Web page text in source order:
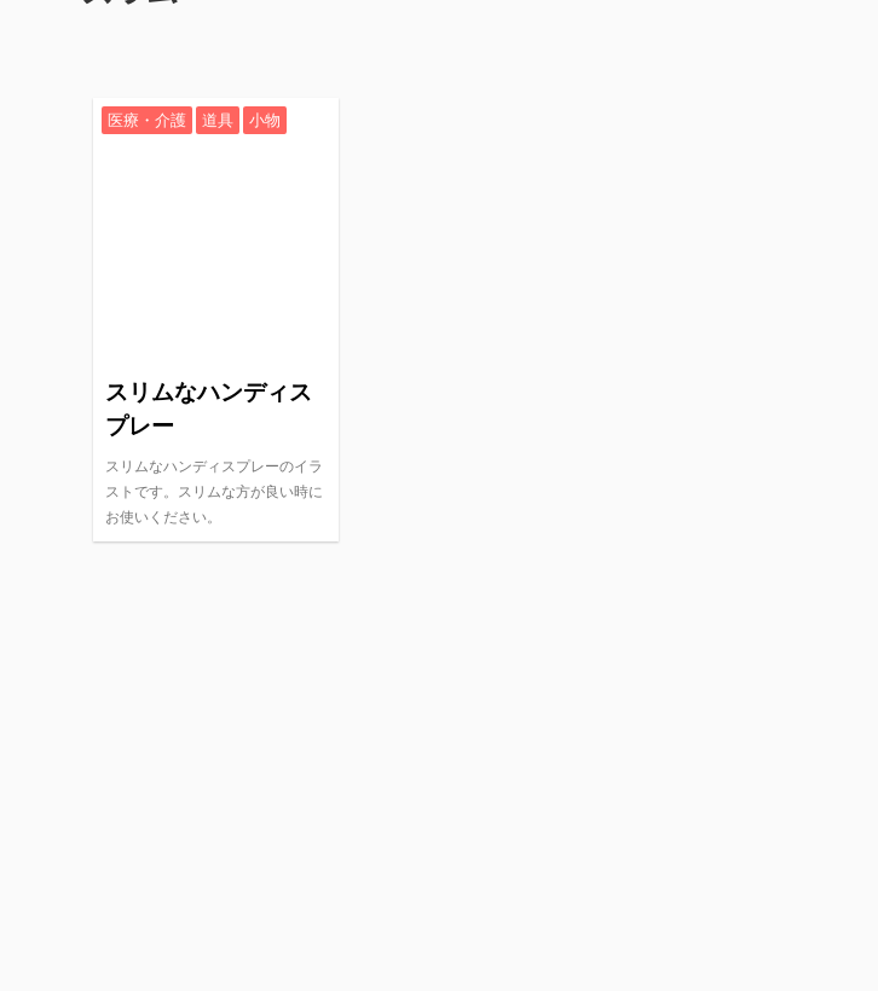
医療・介護 道具 小物
スリムなハンディス
プレー
スリムなハンディスプレーのイラ
ストです。スリムな方が良い時に
お使いください。